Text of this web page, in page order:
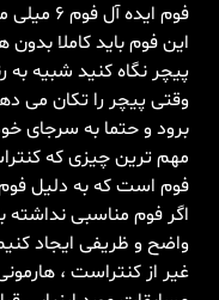
فوم ایده آل فوم ۶ میلی متری است ( یک چهارم یک اینچ )
این فوم باید کاملا
پیچر نگاه کنید شبیه
وقتی پیچر را تکان می
برود و حتما به سرجای
مهم ترین چیزی که
فوم است که به دلیل
اگر فوم مناسبی نداشته
واضح و ظریفی ایجاد
غیر از کنتراست ،